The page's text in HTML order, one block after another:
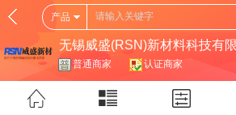
产品
无锡威盛(RSN)新材料科技有
普通商家 认证商家